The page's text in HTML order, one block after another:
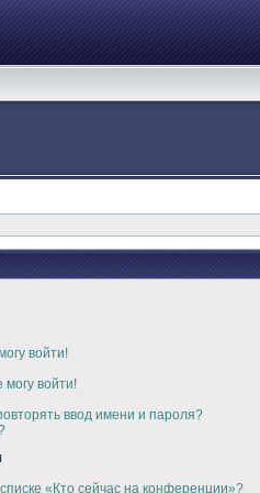
войти!
войти!
ввод имени и пароля?
«Кто сейчас на конференции»?